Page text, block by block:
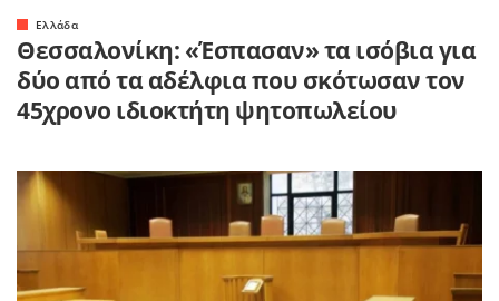
Ελλάδα
Θεσσαλονίκη: «Έσπασαν» τα ισόβια για
δύο από τα αδέλφια που σκότωσαν τον
45χρονο ιδιοκτήτη ψητοπωλείου